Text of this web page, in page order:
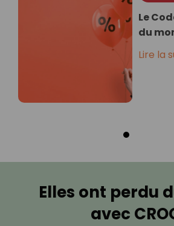
Le
du
Lire la
Elles ont perdu
avec